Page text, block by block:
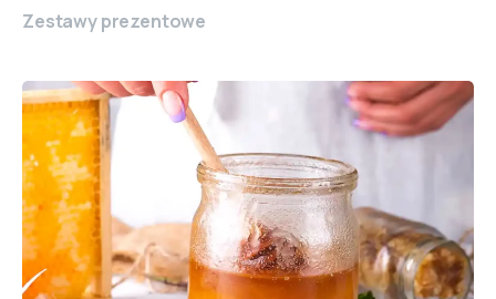
Zestawy prezentowe